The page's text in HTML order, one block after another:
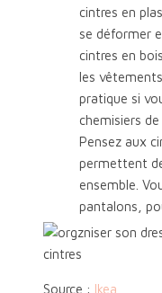
cintres en
se déformer
cintres en
les
pratique si
chemisiers
Pensez aux
permettent
ensemble.
pantalons,
Source : Ikea